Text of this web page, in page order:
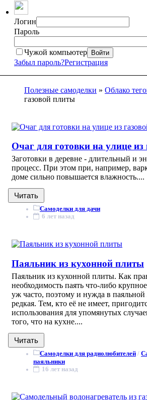
Логин
Пароль
Чужой компьютер Войти
Забыл пароль?Регистрация
Полезные самоделки » Облако
газовой плиты
Очаг для готовки на улице
Заготовки в деревне - длительный и
процесс. При этом при, например,
доме сильно повышается влажность....
Читать
Самоделки для дачи
6 лет назад
Паяльник из кухонной плиты
Паяльник из кухонной плиты. Как
необходимость паять что-либо
уж часто, поэтому и нужда в
редкая. Тем, кто её не имеет,
использования для упомянутых
того, что на кухне....
Читать
Самоделки для радиолюбителей /
паяльники
16 лет назад